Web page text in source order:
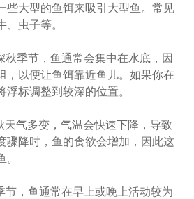
些大型的鱼饵来吸引大型鱼。常见
虫子等。
秋季节，鱼通常会集中在水底，因
，以便让鱼饵靠近鱼儿。如果你在
标调整到较深的位置。
天气多变，气温会快速下降，导致
骤降时，鱼的食欲会增加，因此这
节，鱼通常在早上或晚上活动较为